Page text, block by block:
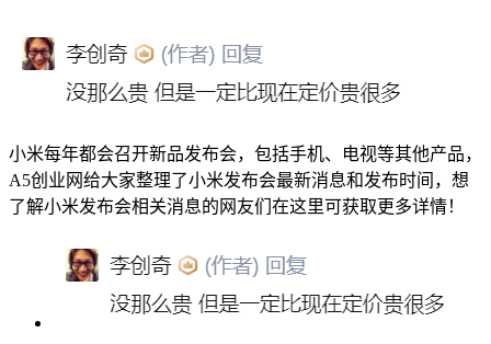
小米每年都会召开新品发布会，包括手机、电视等其他产品，
A5创业网给大家整理了小米发布会最新消息和发布时间，想
了解小米发布会相关消息的网友们在这里可获取更多详情！